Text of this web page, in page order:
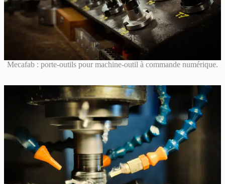
Mecafab : porte-outils pour machine-outil à commande numérique.